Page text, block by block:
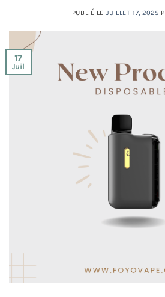
PUBLIÉ LE JUILLET 17, 2025
17
Juil